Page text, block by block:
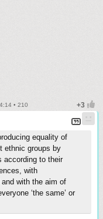
• 210
equality of
ethnic groups by
according to their
with
with the aim of
‘the same’ or